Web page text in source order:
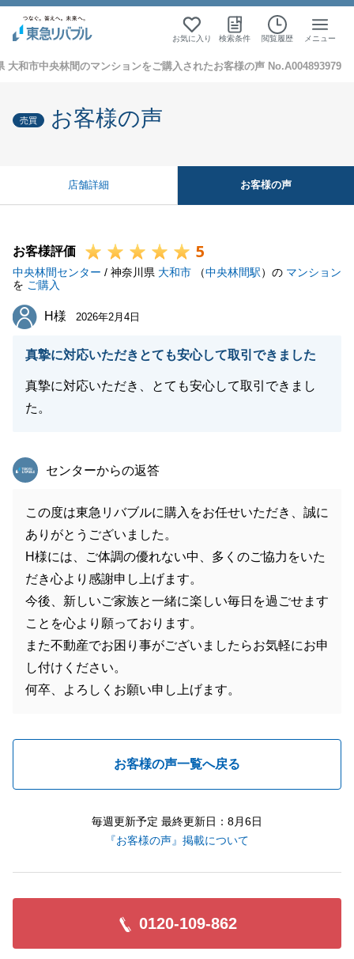
お気に入り 検索条件 閲覧履歴 メニュー
大和市中央林間のマンションをご購入されたお客様の声 No.A004893979
売買 お客様の声
店舗詳細 お客様の声
お客様評価 5
中央林間センター / 神奈川県 大和市 （中央林間駅）の マンション
を ご購入
H様
H様 2026年2月4日
真摯に対応いただきとても安心して取引できました
真摯に対応いただき、とても安心して取引できまし
た。
東急リバブル
センターからの返答
この度は東急リバブルに購入をお任せいただき、誠に
ありがとうございました。
H様には、ご体調の優れない中、多くのご協力をいた
だき心より感謝申し上げます。
今後、新しいご家族と一緒に楽しい毎日を過ごせます
ことを心より願っております。
また不動産でお困り事がございましたらお気軽にお申
し付けください。
何卒、よろしくお願い申し上げます。
お客様の声一覧へ戻る
毎週更新予定 最終更新日：8月6日
『お客様の声』掲載について
0120-109-862